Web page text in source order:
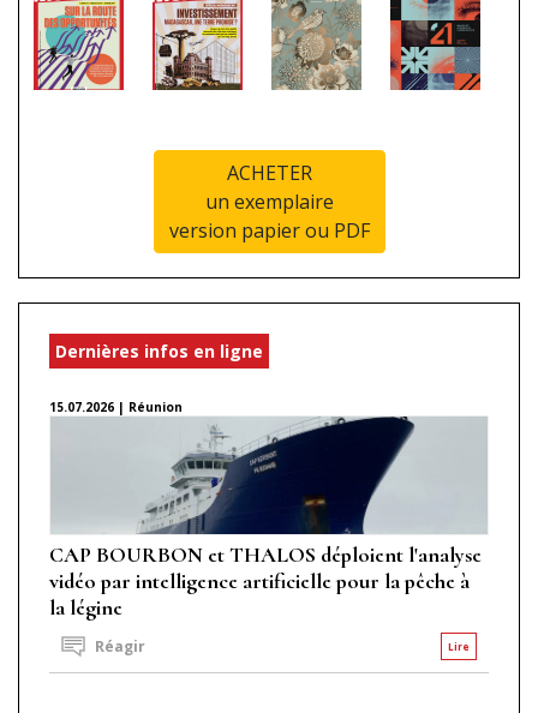
ACHETER
un exemplaire
version papier ou PDF
Dernières infos en ligne
15.07.2026 | Réunion
CAP BOURBON et THALOS déploient l'analyse
vidéo par intelligence artificielle pour la pêche à
la légine
Lire
Réagir